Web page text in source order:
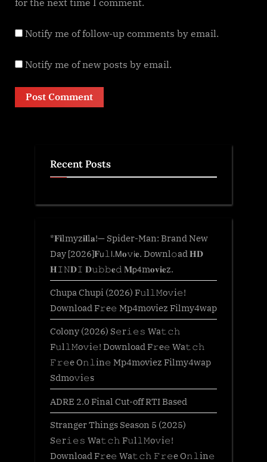
Notify me of follow-up comments by email.
Notify me of new posts by email.
Recent Posts
*𝐅𝐢lmyz𝐢𝐥l𝐚!— Spider-Man: Brand New
Day [2026]𝐅𝗎𝚕𝗅.𝖬𝐨𝚟𝗂𝐞. Downl𝚘ad 𝐇𝐃
𝐇𝙸𝙽𝐃𝙸 𝐃𝚞𝚋𝚋𝐞𝚍 𝐌𝗉𝟦m𝐨𝐯𝐢𝐞z.
Chupa Chupi (2026) F𝚞l𝚕𝙼o𝚟i𝚎!
Download F𝚛e𝚎 Mp4moviez Filmy4wap
Colony (2026) S𝚎r𝚒𝚎𝚜 Wa𝚝𝚌𝚑
F𝚞l𝚕𝙼o𝚟i𝚎! Download F𝚛e𝚎 Wa𝚝𝚌𝚑
𝙵𝚛𝚎e O𝚗𝚕in𝚎 Mp4moviez Filmy4wap
Sdmo𝚟i𝚎s
ADRE 2.0 Final Cut-off RTI Based
Stranger Things Season 5 (2025)
S𝚎r𝚒𝚎𝚜 Wa𝚝𝚌𝚑 F𝚞l𝚕𝙼o𝚟i𝚎!
Download F𝚛e𝚎 Wa𝚝𝚌𝚑 𝙵𝚛𝚎e O𝚗𝚕in𝚎